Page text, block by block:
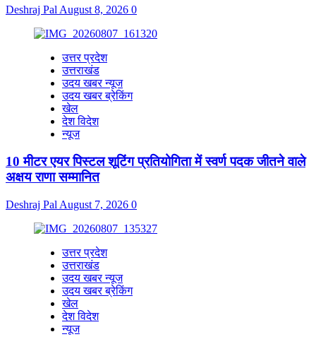
Deshraj Pal August 8, 2026 0
उत्तर प्रदेश
उत्तराखंड
उदय खबर न्यूज
उदय खबर ब्रेकिंग
खेल
देश विदेश
न्यूज
10 मीटर एयर पिस्टल शूटिंग प्रतियोगिता में स्वर्ण पदक जीतने वाले
अक्षय राणा सम्मानित
Deshraj Pal August 7, 2026 0
उत्तर प्रदेश
उत्तराखंड
उदय खबर न्यूज
उदय खबर ब्रेकिंग
खेल
देश विदेश
न्यूज